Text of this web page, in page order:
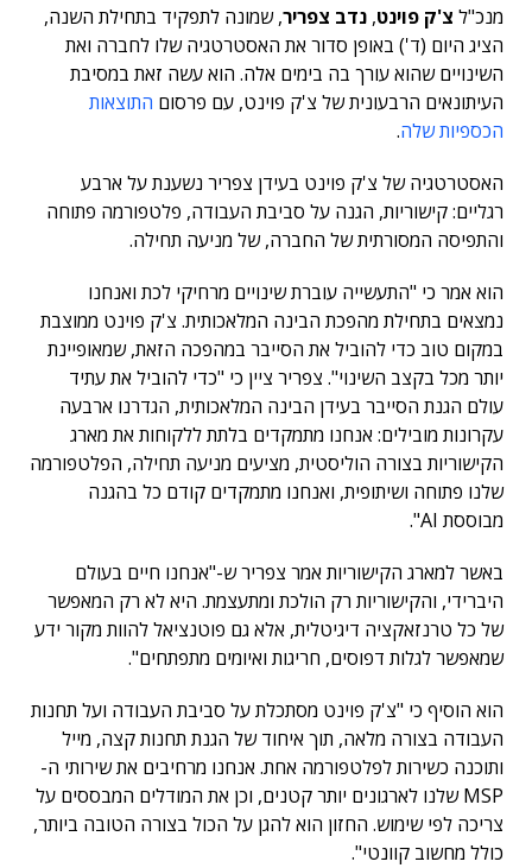
מנכ"ל צ'ק פוינט, נדב צפריר, שמונה לתפקיד בתחילת השנה,
הציג היום (ד') באופן סדור את האסטרטגיה שלו לחברה ואת
השינויים שהוא עורך בה בימים אלה. הוא עשה זאת במסיבת
העיתונאים הרבעונית של צ'ק פוינט, עם פרסום התוצאות
הכספיות שלה.
האסטרטגיה של צ'ק פוינט בעידן צפריר נשענת על ארבע
רגליים: קישוריות, הגנה על סביבת העבודה, פלטפורמה פתוחה
והתפיסה המסורתית של החברה, של מניעה תחילה.
הוא אמר כי "התעשייה עוברת שינויים מרחיקי לכת ואנחנו
נמצאים בתחילת מהפכת הבינה המלאכותית. צ'ק פוינט ממוצבת
במקום טוב כדי להוביל את הסייבר במהפכה הזאת, שמאופיינת
יותר מכל בקצב השינוי". צפריר ציין כי "כדי להוביל את עתיד
עולם הגנת הסייבר בעידן הבינה המלאכותית, הגדרנו ארבעה
עקרונות מובילים: אנחנו מתמקדים בלתת ללקוחות את מארג
הקישוריות בצורה הוליסטית, מציעים מניעה תחילה, הפלטפורמה
שלנו פתוחה ושיתופית, ואנחנו מתמקדים קודם כל בהגנה
מבוססת AI".
באשר למארג הקישוריות אמר צפריר ש-"אנחנו חיים בעולם
היברידי, והקישוריות רק הולכת ומתעצמת. היא לא רק המאפשר
של כל טרנזאקציה דיגיטלית, אלא גם פוטנציאל להוות מקור ידע
שמאפשר לגלות דפוסים, חריגות ואיומים מתפתחים".
הוא הוסיף כי "צ'ק פוינט מסתכלת על סביבת העבודה ועל תחנות
העבודה בצורה מלאה, תוך איחוד של הגנת תחנות קצה, מייל
ותוכנה כשירות לפלטפורמה אחת. אנחנו מרחיבים את שירותי ה-
MSP שלנו לארגונים יותר קטנים, וכן את המודלים המבססים על
צריכה לפי שימוש. החזון הוא להגן על הכול בצורה הטובה ביותר,
כולל מחשוב קוונטי".